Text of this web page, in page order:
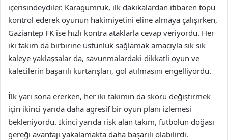
içerisindeydiler. Karagümrük, ilk dakikalardan itibaren topu
kontrol ederek oyunun hakimiyetini eline almaya çalışırken,
Gaziantep FK ise hızlı kontra ataklarla cevap veriyordu. Her
iki takım da birbirine üstünlük sağlamak amacıyla sık sık
kaleye yaklaşsalar da, savunmalardaki dikkatli oyun ve
kalecilerin başarılı kurtarışları, gol atılmasını engelliyordu.
İlk yarı sona ererken, her iki takımın da skoru değiştirmek
için ikinci yarıda daha agresif bir oyun planı izlemesi
bekleniyordu. İkinci yarıda risk alan takım, futbolun doğası
gereği avantajı yakalamakta daha başarılı olabilirdi.